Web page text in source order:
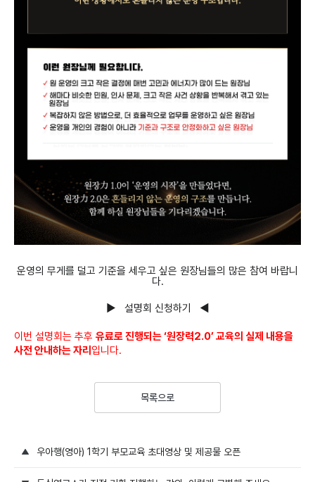
운영의 무게를 덜고 기준을 세우고 싶은 원장님들의 많은 참여 바랍니
다.
▶ 설명회 신청하기 ◀
이번 설명회는 추후 유료로 진행되는 ‘원장력2.0’ 교육의 실제 내용을
사전 안내하는 자리 입니다.
목록으로
우아행(영아) 1학기 부모교육 초대영상 및 제공물 오픈